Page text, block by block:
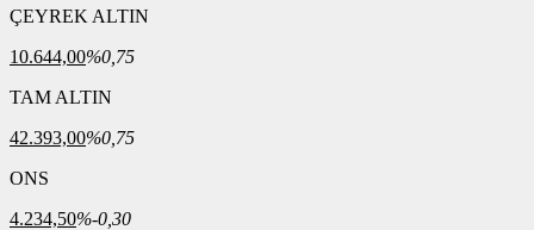
ÇEYREK ALTIN
10.644,00%0,75
TAM ALTIN
42.393,00%0,75
ONS
4.234,50%-0,30